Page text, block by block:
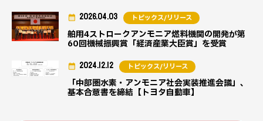
舶用4ストロークアンモニア燃料機関の開発が第
60回機械振興賞「経済産業大臣賞」を受賞
2026.04.03 トピックス/リリース
「中部圏水素・アンモニア社会実装推進会議」、
基本合意書を締結【トヨタ自動車】
2024.12.12 トピックス/リリース